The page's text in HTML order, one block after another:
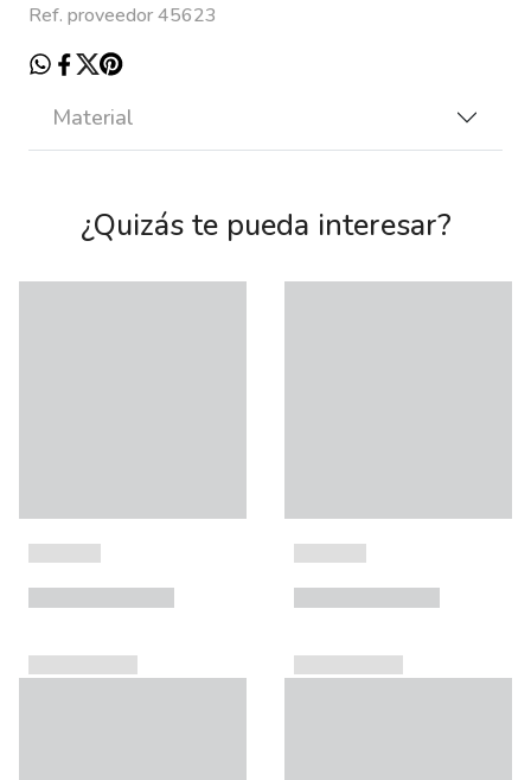
Ref. proveedor 45623
Material
¿Quizás te pueda interesar?